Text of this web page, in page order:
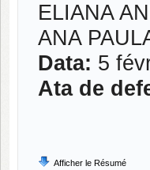
ELIANA
ANA
Data: 5
Ata de
Afficher le Résumé